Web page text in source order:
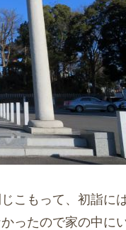
こもって、初詣に
ったので家の中に